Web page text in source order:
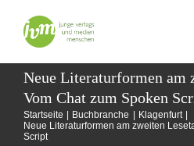
Inhalt
springen
Neue Literaturformen am
Vom Chat zum Spoken
Startseite Buchbranche
Klagenfurt
Neue Literaturformen am zweiten
Script